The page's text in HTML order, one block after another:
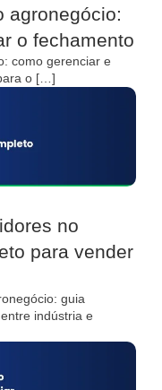
agronegócio:
o fechamento
como gerenciar e
o […]
no
para vender
guia
indústria e